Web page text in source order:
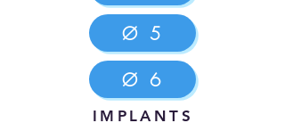
Ø 5
Ø 6
IMPLANTS